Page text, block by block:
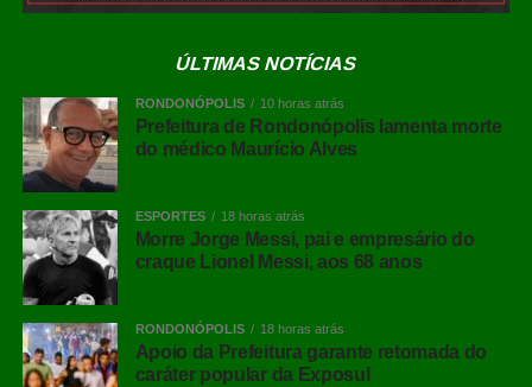
ÚLTIMAS NOTÍCIAS
RONDONÓPOLIS 10 horas atrás
Prefeitura de Rondonópolis lamenta morte
do médico Maurício Alves
ESPORTES 18 horas atrás
Morre Jorge Messi, pai e empresário do
craque Lionel Messi, aos 68 anos
RONDONÓPOLIS 18 horas atrás
Apoio da Prefeitura garante retomada do
caráter popular da Exposul